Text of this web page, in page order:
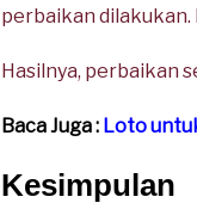
perbaikan
Hasilnya, perbaikan
Baca Juga : Loto
Kesimpulan